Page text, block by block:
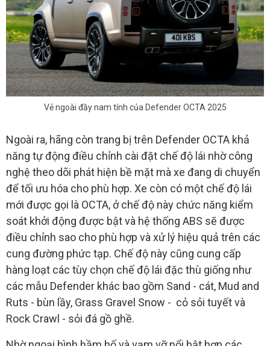
Vẻ ngoài đầy nam tính của Defender OCTA 2025
Ngoài ra, hãng còn trang bị trên Defender OCTA khả
năng tự động điều chỉnh cài đặt chế độ lái nhờ công
nghệ theo dõi phát hiện bề mặt mà xe đang di chuyển
để tối ưu hóa cho phù hợp. Xe còn có một chế độ lái
mới được gọi là OCTA, ở chế độ này chức năng kiểm
soát khởi động được bật và hệ thống ABS sẽ được
điều chỉnh sao cho phù hợp và xử lý hiệu quả trên các
cung đường phức tạp. Chế độ này cũng cung cấp
hàng loạt các tùy chọn chế độ lái đặc thù giống như
các mẫu Defender khác bao gồm Sand - cát, Mud and
Ruts - bùn lầy, Grass Gravel Snow - cỏ sỏi tuyết và
Rock Crawl - sỏi đá gồ ghề.